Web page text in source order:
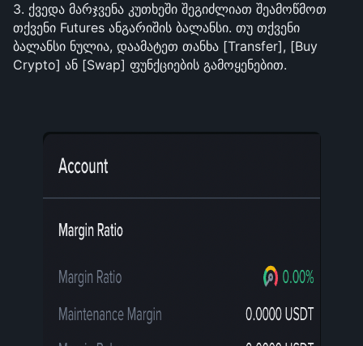
3. ქვედა მარჯვენა კუთხეში შეგიძლიათ შეამოწმოთ
თქვენი Futures ანგარიშის ბალანსი. თუ თქვენი
ბალანსი ნულია, დაამატეთ თანხა [Transfer], [Buy
Crypto] ან [Swap] ფუნქციების გამოყენებით.